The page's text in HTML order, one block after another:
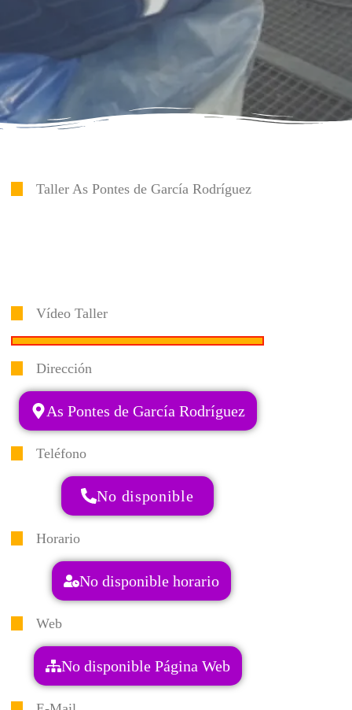
Taller As Pontes de García Rodríguez
Vídeo Taller
Dirección
As Pontes de García Rodríguez
Teléfono
No disponible
Horario
No disponible horario
Web
No disponible Página Web